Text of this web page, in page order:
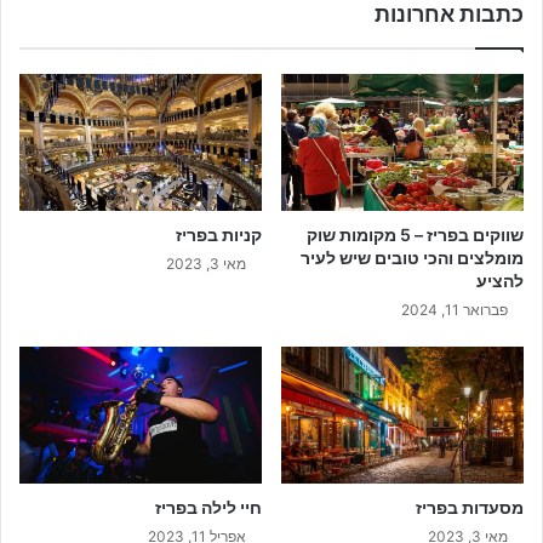
כתבות אחרונות
שווקים בפריז – 5 מקומות שוק
מומלצים והכי טובים שיש לעיר
להציע
פברואר 11, 2024
קניות בפריז
מאי 3, 2023
מסעדות בפריז
מאי 3, 2023
חיי לילה בפריז
אפריל 11, 2023